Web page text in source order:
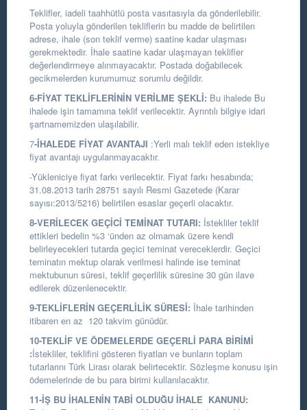
Teklifler, iadeli taahhütlü posta vasıtasıyla da gönderilebilir.
Posta yoluyla gönderilen tekliflerin bu madde de belirtilen
adrese, ihale (son teklif verme) saatine kadar ulaşması
gerekmektedir. İhale saatine kadar ulaşmayan teklifler
değerlendirmeye alınmayacaktır. Postada doğabilecek
gecikmelerden kurumumuz sorumlu değildir.
6-FİYAT TEKLİFLERİNİN VERİLME ŞEKLİ: Bu ihalede Bu
ihalede işin tamamına teklif verilecektir. Ayrıntılı bilgiye idari
şartnamemizden ulaşılabilir.
7-İHALEDE FİYAT AVANTAJI :Yerli malı teklif eden istekliye
fiyat avantajı uygulanmayacaktır.
-Yükleniciye fiyat farkı verilecektir. Fiyat farkı hesabında;
31.08.2013 tarih 28751 sayılı Resmi Gazetede (Karar
sayısı:2013/5216) belirtilen esaslar geçerli olacaktır.
8-VERİLECEK GEÇİCİ TEMİNAT TUTARI: İstekliler teklif
ettikleri bedelin %3 ‘ünden az olmamak üzere kendi
belirleyecekleri tutarda geçici teminat vereceklerdir. Geçici
teminatın mektup olarak verilmesi halinde ise teminat
mektubunun süresi, teklif geçerlilik süresine 30 gün ilave
edilerek düzenlenecektir.
9-TEKLİFLERİN GEÇERLİLİK SÜRESİ: İhale tarihinden
itibaren en az 120 takvim günüdür.
10-TEKLİF VE ÖDEMELERDE GEÇERLİ PARA BİRİMİ
:İstekliler, teklifini gösteren fiyatları ve bunların toplam
tutarlarını Türk Lirası olarak belirtecektir. Sözleşme konusu işin
ödemelerinde de bu para birimi kullanılacaktır.
11-İŞ BU İHALENİN TABİ OLDUĞU İHALE KANUNU: